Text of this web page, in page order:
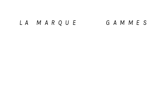
LA MARQUE GAMMES